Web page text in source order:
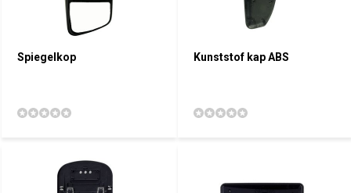
Spiegelkop Kunststof kap ABS